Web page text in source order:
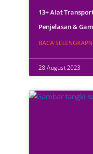
13+ Alat
Penjelasan &
BACA
28 August 2023